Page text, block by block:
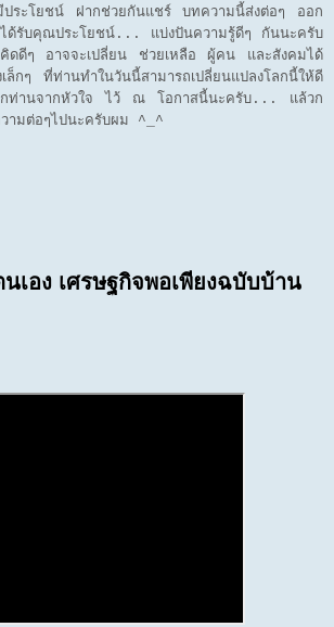
ะโยชน์ ฝากช่วยกันแชร์ บทความนี้ส่งต่อๆ ออก
ได้รับคุณประโยชน์... แบ่งปันความรู้ดีๆ กันนะครับ
ดดีๆ อาจจะเปลี่ยน ช่วยเหลือ ผู้คน และสังคมได้
กๆ ที่ท่านทำในวันนี้สามารถเปลี่ยนแปลงโลกนี้ให้ดี
ท่านจากหัวใจ ไว้ ณ โอกาสนี้นะครับ... แล้วก
ามต่อๆไปนะครับผม ^_^
เอง เศรษฐกิจพอเพียงฉบับบ้าน